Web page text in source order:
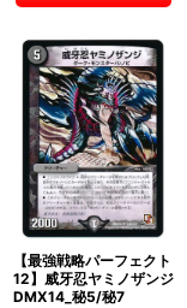
【最強戦略パーフェクト
12】威牙忍ヤミノザンジ
DMX14_秘5/秘7